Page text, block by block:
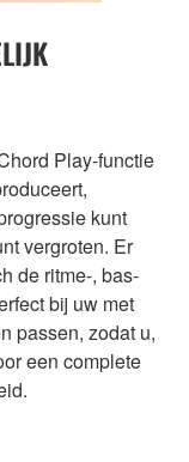
Play-functie
kunt
vergroten. Er
de ritme-, bas-
bij uw met
passen, zodat u,
een complete